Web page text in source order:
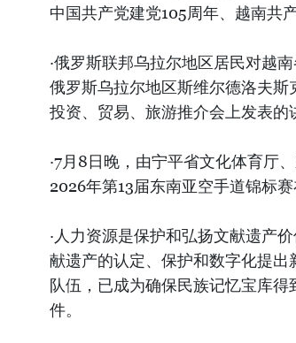
中国共产党建党105周年、越南共
·俄罗斯联邦乌拉尔地区居民对越
俄罗斯乌拉尔地区斯维尔德洛夫
投资、贸易、旅游推介会上发表的
·7月8日晚，由宁平省文化体育厅
2026年第13届东南亚空手道锦标赛
·人力资源是保护和弘扬文献遗产
献遗产的认定、保护和数字化提
队伍，已成为确保民族记忆宝库
件。